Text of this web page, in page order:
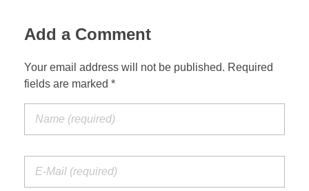
Add a Comment
Your email address will not be published. Required
fields are marked *